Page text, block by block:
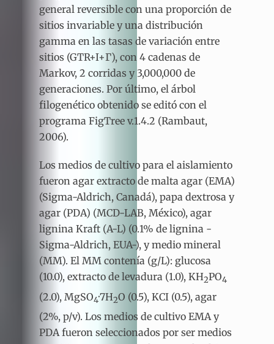
general reversible con una proporción de
sitios invariable y una distribución
gamma en las tasas de variación entre
sitios (GTR+I+Г), con 4 cadenas de
Markov, 2 corridas y 3,000,000 de
generaciones. Por último, el árbol
filogenético obtenido se editó con el
programa FigTree v.1.4.2 (Rambaut,
2006).
Los medios de cultivo para el aislamiento
fueron agar extracto de malta agar (EMA)
(Sigma-Aldrich, Canadá), papa dextrosa y
agar (PDA) (MCD-LAB, México), agar
lignina Kraft (A-L) (0.1% de lignina -
Sigma-Aldrich, EUA-), y medio mineral
(MM). El MM contenía (g/L): glucosa
(10.0), extracto de levadura (1.0), KH2PO4
(2.0), MgSO4·7H2O (0.5), KCI (0.5), agar
(2%, p/v). Los medios de cultivo EMA y
PDA fueron seleccionados por ser medios